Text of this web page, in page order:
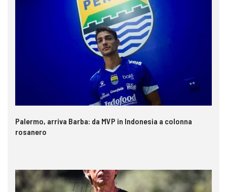
Palermo, arriva Barba: da MVP in Indonesia a colonna
rosanero